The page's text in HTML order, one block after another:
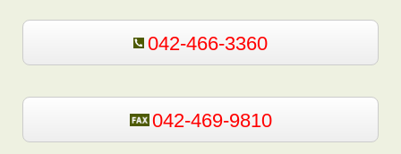
042-466-3360
042-469-9810